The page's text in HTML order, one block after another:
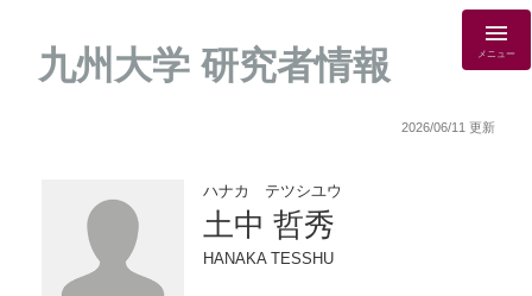
九州大学 研究者情報 メニュー
2026/06/11 更新
ハナカ テツシユウ
土中 哲秀
HANAKA TESSHU